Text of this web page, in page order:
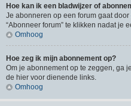
Hoe kan ik een bladwijzer of
Je abonneren op een forum gaat
“Abonneer forum” te klikken nadat je
Omhoog
Hoe zeg ik mijn abonnement op?
Om je abonnement op te zeggen, ga
de hier voor dienende links.
Omhoog